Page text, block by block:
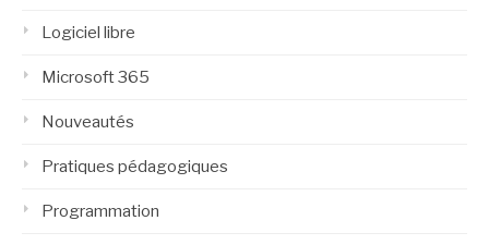
Logiciel libre
Microsoft 365
Nouveautés
Pratiques pédagogiques
Programmation